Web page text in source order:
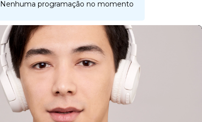
Nenhuma programação no momento